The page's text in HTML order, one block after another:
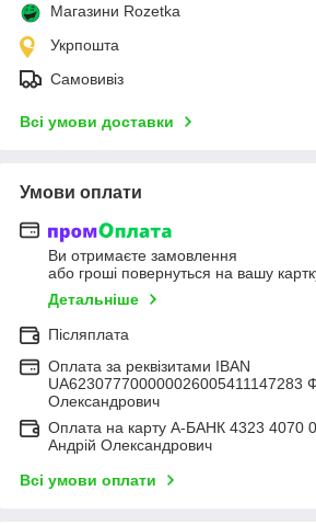
Магазини Rozetka
Укрпошта
Самовивіз
Всі умови доставки
Умови оплати
Ви отримаєте замовлення
або гроші повернуться на вашу
Детальніше
Післяплата
Оплата за реквізитами IBAN
UA623077700000026005411147283
Олександрович
Оплата на карту А-БАНК 4323 4070
Андрій Олександрович
Всі умови оплати